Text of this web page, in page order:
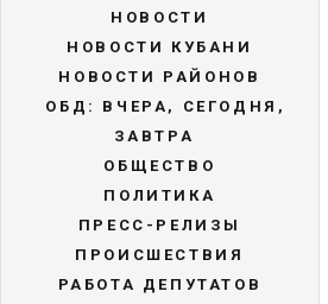
НОВОСТИ
НОВОСТИ КУБАНИ
НОВОСТИ РАЙОНОВ
ОБД: ВЧЕРА, СЕГОДНЯ,
ЗАВТРА
ОБЩЕСТВО
ПОЛИТИКА
ПРЕСС-РЕЛИЗЫ
ПРОИСШЕСТВИЯ
РАБОТА ДЕПУТАТОВ